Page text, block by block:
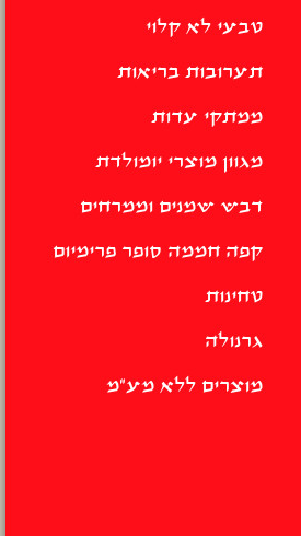
טבעי לא קלוי
תערובות בריאות
ממתקי עדות
מגוון מוצרי יומולדת
דבש שמנים וממרחים
קפה חממה סופר פרימיום
טחינות
גרנולה
מוצרים ללא מע"מ